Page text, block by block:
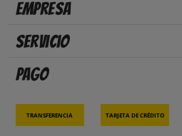
Empresa
Servicio
Pago
Transferencia Tarjeta de crédito